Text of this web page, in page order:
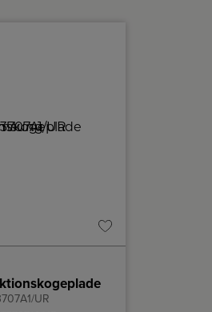
UR